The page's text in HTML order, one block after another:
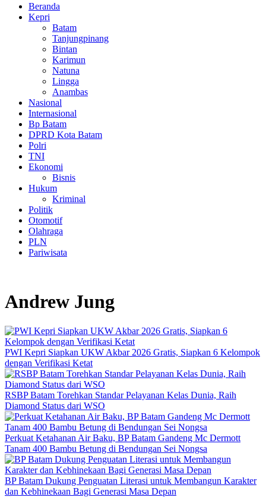
Beranda
Kepri
Batam
Tanjungpinang
Bintan
Karimun
Natuna
Lingga
Anambas
Nasional
Internasional
Bp Batam
DPRD Kota Batam
Polri
TNI
Ekonomi
Bisnis
Hukum
Kriminal
Politik
Otomotif
Olahraga
PLN
Pariwisata
Andrew Jung
PWI Kepri Siapkan UKW Akbar 2026 Gratis, Siapkan 6 Kelompok
dengan Verifikasi Ketat
RSBP Batam Torehkan Standar Pelayanan Kelas Dunia, Raih
Diamond Status dari WSO
Perkuat Ketahanan Air Baku, BP Batam Gandeng Mc Dermott
Tanam 400 Bambu Betung di Bendungan Sei Nongsa
BP Batam Dukung Penguatan Literasi untuk Membangun Karakter
dan Kebhinekaan Bagi Generasi Masa Depan